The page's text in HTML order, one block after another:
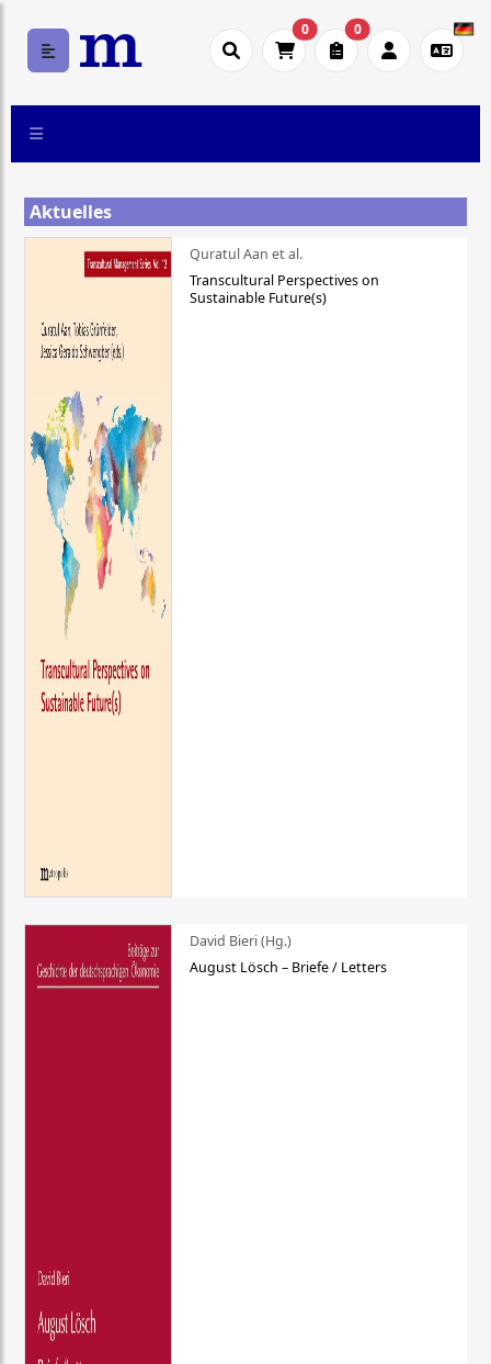
0 0
Aktuelles
Quratul Aan et al.
Transcultural Perspectives on
Sustainable Future(s)
David Bieri (Hg.)
August Lösch – Briefe / Letters